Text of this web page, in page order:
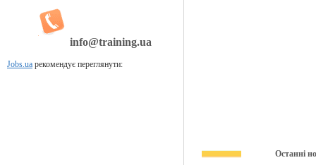
info@training.ua
Jobs.ua рекомендує переглянути:
Останні